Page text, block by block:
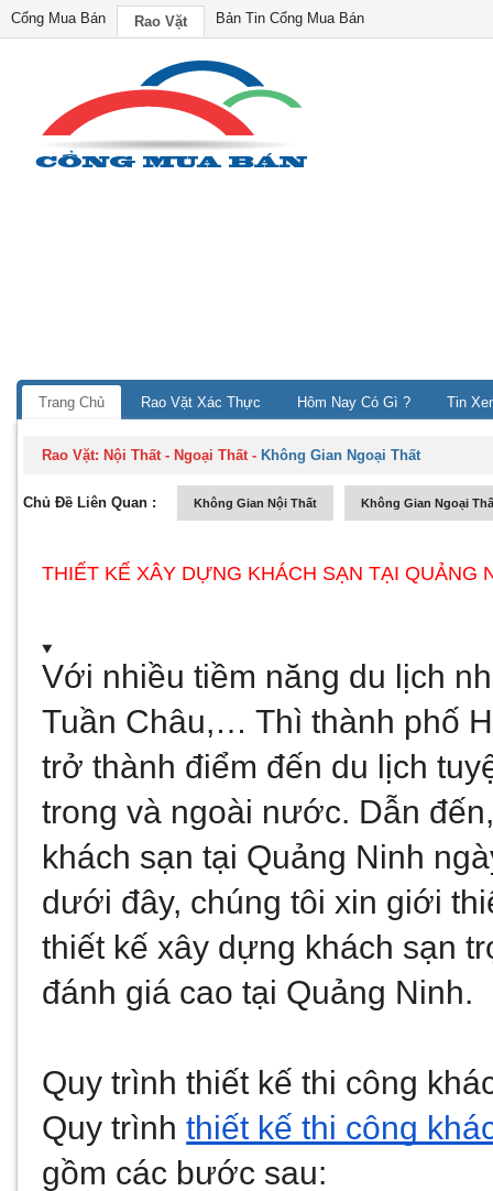
Cổng Mua Bán Rao Vặt Bản Tin Cổng Mua Bán
Trang Chủ Rao Vặt Xác Thực Hôm Nay Có Gì ? Tin
Rao Vặt: Nội Thất - Ngoại Thất- Không Gian Ngoại Thất
Chủ Đề Liên Quan : Không Gian Nội Thất Không Gian Ngoại
THIẾT KẾ XÂY DỰNG KHÁCH SẠN TẠI QUẢNG
Với nhiều tiềm năng du lịch
Tuần Châu,… Thì thành phố
trở thành điểm đến du lịch
trong và ngoài nước. Dẫn
khách sạn tại Quảng Ninh
dưới đây, chúng tôi xin giới
thiết kế xây dựng khách sạn
đánh giá cao tại Quảng Ninh.
Quy trình thiết kế thi công
Quy trình thiết kế thi công
gồm các bước sau: